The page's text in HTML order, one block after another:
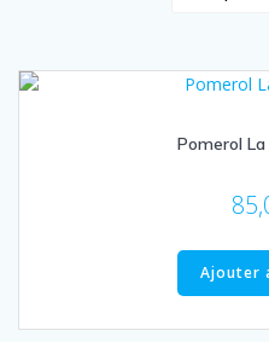
Pomerol
Ajouter